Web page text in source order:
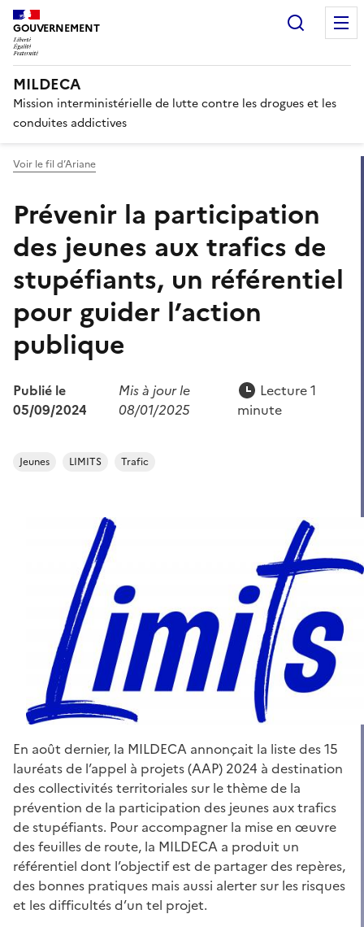
Panneau de gestion des
GOUVERNEMENT
MILDECA
Mission interministérielle de lutte contre les drogues et les
conduites addictives
Voir le fil d’Ariane
Prévenir la participation
des jeunes aux trafics de
stupéfiants, un référentiel
pour guider l’action
publique
Publié le
05/09/2024
Mis à jour le
08/01/2025
Lecture 1
minute
Jeunes LIMITS Trafic
En août dernier, la MILDECA annonçait la liste des 15
lauréats de l’appel à projets (AAP) 2024 à destination
des collectivités territoriales sur le thème de la
prévention de la participation des jeunes aux trafics
de stupéfiants. Pour accompagner la mise en œuvre
des feuilles de route, la MILDECA a produit un
référentiel dont l’objectif est de partager des repères,
des bonnes pratiques mais aussi alerter sur les risques
et les difficultés d’un tel projet.